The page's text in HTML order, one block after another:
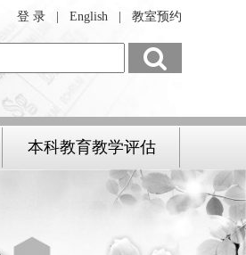
登 录 English 教室预约
本科教育教学评估